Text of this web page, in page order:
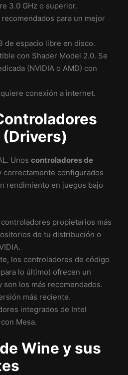
3.0 GHz o superior.
recomendados para un mejor
de espacio libre en disco.
con Shader Model 2.0. Se
(NVIDIA o AMD) con
conexión a internet.
Unoscontroladores de
correctamente configurados
rendimiento en juegos bajo
propietarios más
de tu distribución o
los controladores de código
lo último) ofrecen un
los más recomendados.
más reciente.
integrados de Intel
Mesa.
Wine y sus